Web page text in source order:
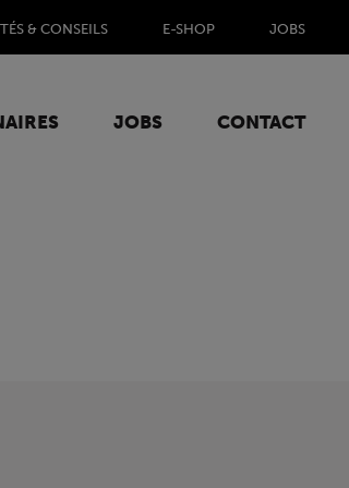
& CONSEILS E-SHOP JOBS
JOBS CONTACT